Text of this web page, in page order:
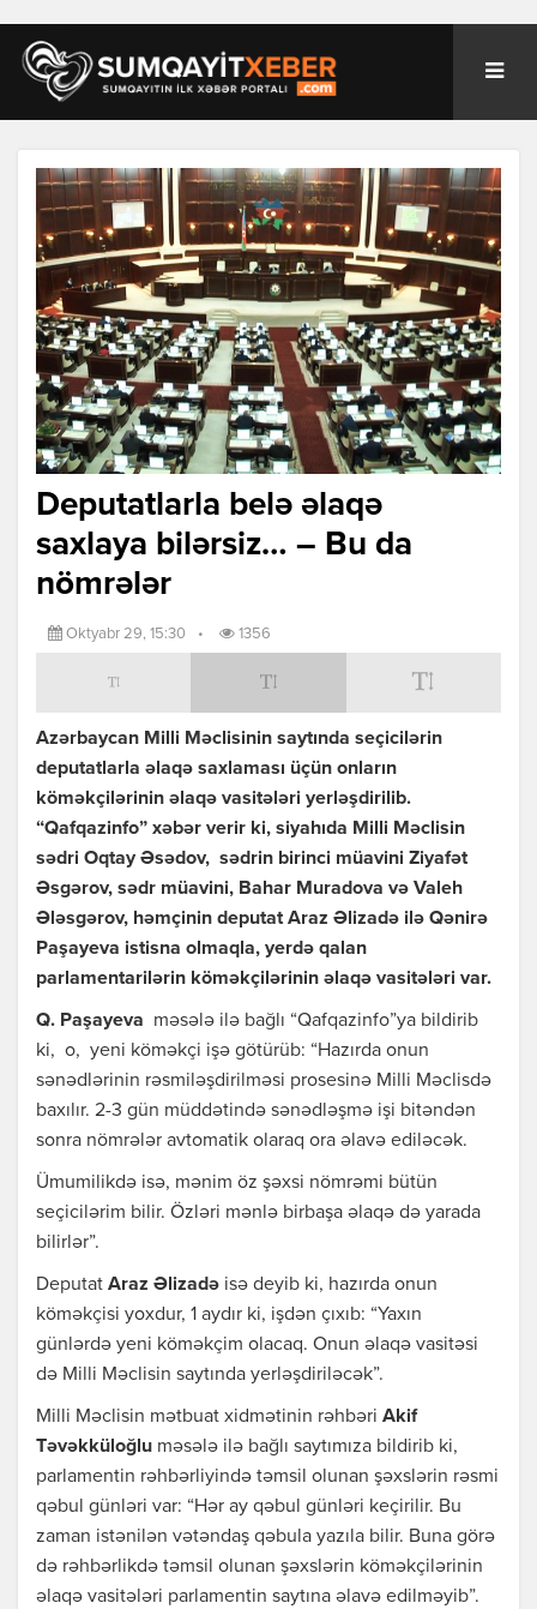
Deputatlarla belə əlaqə
saxlaya bilərsiz… – Bu da
nömrələr
Oktyabr 29, 15:30 • 1356
Azərbaycan Milli Məclisinin saytında seçicilərin
deputatlarla əlaqə saxlaması üçün onların
köməkçilərinin əlaqə vasitələri yerləşdirilib.
“Qafqazinfo” xəbər verir ki, siyahıda Milli Məclisin
sədri Oqtay Əsədov, sədrin birinci müavini Ziyafət
Əsgərov, sədr müavini, Bahar Muradova və Valeh
Ələsgərov, həmçinin deputat Araz Əlizadə ilə Qənirə
Paşayeva istisna olmaqla, yerdə qalan
parlamentarilərin köməkçilərinin əlaqə vasitələri var.
Q. Paşayeva məsələ ilə bağlı “Qafqazinfo”ya bildirib
ki, o, yeni köməkçi işə götürüb: “Hazırda onun
sənədlərinin rəsmiləşdirilməsi prosesinə Milli Məclisdə
baxılır. 2-3 gün müddətində sənədləşmə işi bitəndən
sonra nömrələr avtomatik olaraq ora əlavə ediləcək.
Ümumilikdə isə, mənim öz şəxsi nömrəmi bütün
seçicilərim bilir. Özləri mənlə birbaşa əlaqə də yarada
bilirlər”.
Deputat Araz Əlizadə isə deyib ki, hazırda onun
köməkçisi yoxdur, 1 aydır ki, işdən çıxıb: “Yaxın
günlərdə yeni köməkçim olacaq. Onun əlaqə vasitəsi
də Milli Məclisin saytında yerləşdiriləcək”.
Milli Məclisin mətbuat xidmətinin rəhbəri Akif
Təvəkküloğlu məsələ ilə bağlı saytımıza bildirib ki,
parlamentin rəhbərliyində təmsil olunan şəxslərin rəsmi
qəbul günləri var: “Hər ay qəbul günləri keçirilir. Bu
zaman istənilən vətəndaş qəbula yazıla bilir. Buna görə
də rəhbərlikdə təmsil olunan şəxslərin köməkçilərinin
əlaqə vasitələri parlamentin saytına əlavə edilməyib”.